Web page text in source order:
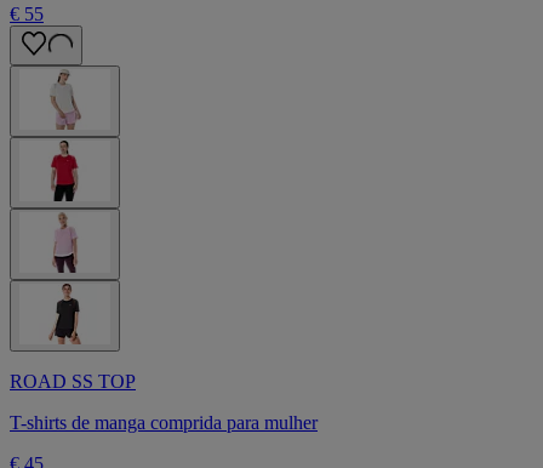
€ 55
ROAD SS TOP
T-shirts de manga comprida para mulher
€ 45